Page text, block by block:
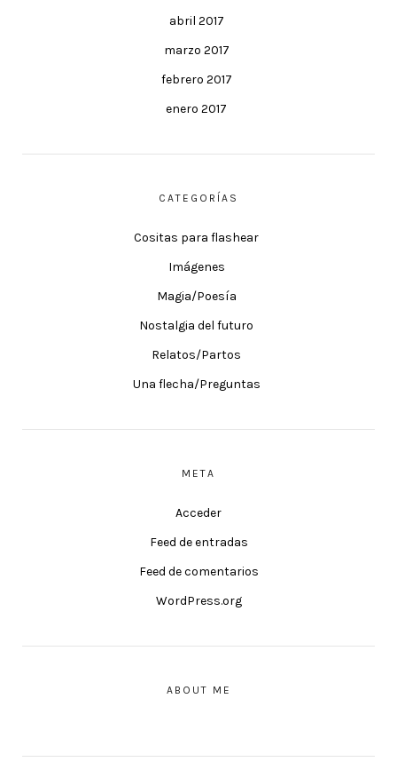
abril 2017
marzo 2017
febrero 2017
enero 2017
CATEGORÍAS
Cositas para flashear
Imágenes
Magia/Poesía
Nostalgia del futuro
Relatos/Partos
Una flecha/Preguntas
META
Acceder
Feed de entradas
Feed de comentarios
WordPress.org
ABOUT ME